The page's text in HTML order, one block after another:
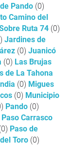
Pando (0)
Camino del
Ruta 74 (0)
Jardines de
(0) Juanicó
(0) Las Brujas
de La Tahona
(0) Migues
(0) Municipio
Pando (0)
Paso Carrasco
Paso de
Toro (0)